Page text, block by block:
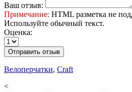
Ваш отзыв:
Примечание: HTML разметка не
Используйте обычный текст.
Оценка:
Отправить отзыв
Велоперчатки, Craft
<